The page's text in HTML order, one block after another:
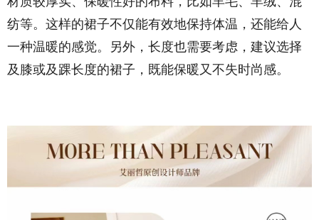
纺等。这样的裙子不仅能有效地保持体温，还能给人
一种温暖的感觉。另外，长度也需要考虑，建议选择
及膝或及踝长度的裙子，既能保暖又不失时尚感。